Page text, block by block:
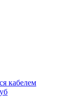
кабелем